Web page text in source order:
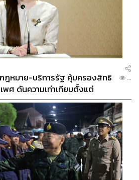
ฎหมาย-บริการรัฐ คุ้มครองสิทธิ
พศ ดันความเท่าเทียมตั้งแต่
ทำงาน
...